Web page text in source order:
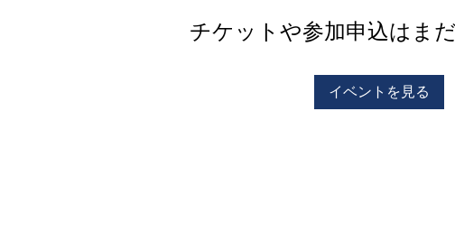
チケットや参加申込はま
イベントを見る